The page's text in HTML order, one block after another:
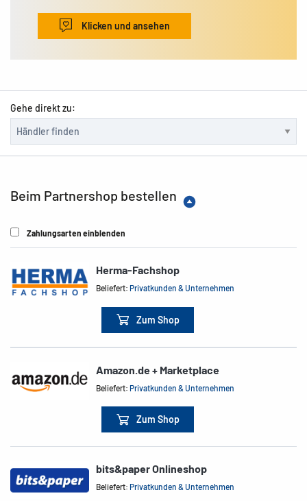
Klicken und ansehen
Gehe direkt zu:
Beim Partnershop bestellen
Zahlungsarten einblenden
Herma-Fachshop
Beliefert:Privatkunden & Unternehmen
Zum Shop
Amazon.de + Marketplace
Beliefert:Privatkunden & Unternehmen
Zum Shop
bits&paper Onlineshop
Beliefert:Privatkunden & Unternehmen